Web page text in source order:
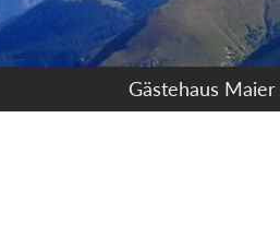
Gästehaus Maier